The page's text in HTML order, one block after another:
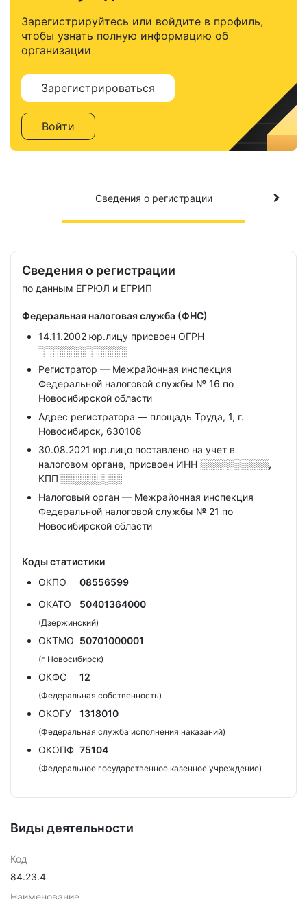
Зарегистрируйтесь или войдите в профиль,
чтобы узнать полную информацию об
организации
Зарегистрироваться
Войти
Сведения о регистрации
Сведения о регистрации
по данным ЕГРЮЛ и ЕГРИП
Федеральная налоговая служба (ФНС)
14.11.2002 юр.лицу присвоен ОГРН
░░░░░░░░░░░░░
Регистратор — Межрайонная инспекция
Федеральной налоговой службы № 16 по
Новосибирской области
Адрес регистратора — площадь Труда, 1, г.
Новосибирск, 630108
30.08.2021 юр.лицо поставлено на учет в
налоговом органе, присвоен ИНН ░░░░░░░░░░,
КПП ░░░░░░░░░
Налоговый орган — Межрайонная инспекция
Федеральной налоговой службы № 21 по
Новосибирской области
Коды статистики
ОКПО
08556599
ОКАТО
50401364000
(Дзержинский)
ОКТМО 50701000001
(г Новосибирск)
ОКФС 12
(Федеральная собственность)
ОКОГУ 1318010
(Федеральная служба исполнения наказаний)
ОКОПФ 75104
(Федеральное государственное казенное учреждение)
Виды деятельности
Код
84.23.4
Наименование